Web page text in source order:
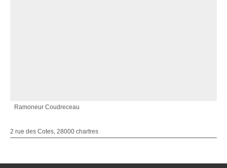
Ramoneur Coudreceau
2 rue des Cotes, 28000 chartres